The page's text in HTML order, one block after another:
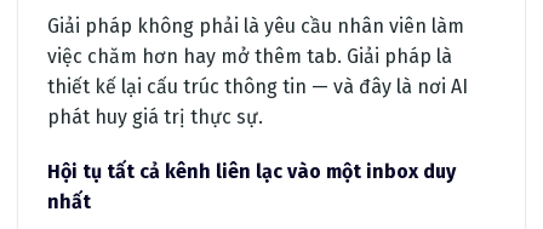
Giải pháp không phải là yêu cầu nhân viên làm
việc chăm hơn hay mở thêm tab. Giải pháp là
thiết kế lại cấu trúc thông tin — và đây là nơi AI
phát huy giá trị thực sự.
Hội tụ tất cả kênh liên lạc vào một inbox duy
nhất